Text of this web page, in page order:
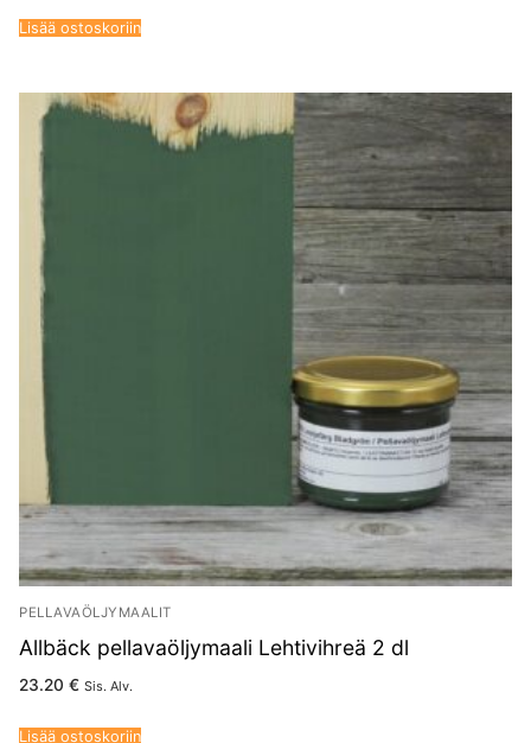
Lisää ostoskoriin
PELLAVAÖLJYMAALIT
Allbäck pellavaöljymaali Lehtivihreä 2 dl
23.20 € Sis. Alv.
Lisää ostoskoriin